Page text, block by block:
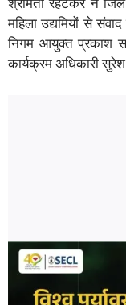
श्रीमती रहटकर ने
महिला उद्यमियों से
निगम आयुक्त प्रकाश
कार्यक्रम अधिकारी